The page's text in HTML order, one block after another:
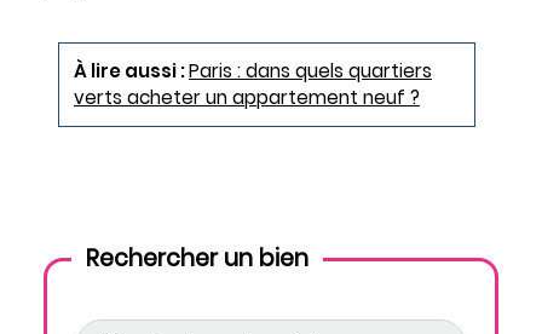
À lire aussi :Paris : dans quels quartiers
verts acheter un appartement neuf ?
Rechercher un bien